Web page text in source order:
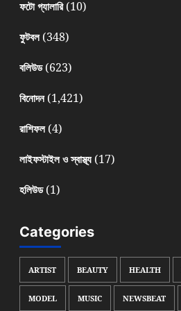
ফটো গ্যালারি(10)
ফুটবল(348)
বলিউড(623)
বিনোদন(1,421)
রাশিফল(4)
লাইফস্টাইল ও স্বাস্থ্য(17)
হলিউড(1)
Categories
ARTIST BEAUTY HEALTH
MODEL MUSIC NEWSBEAT